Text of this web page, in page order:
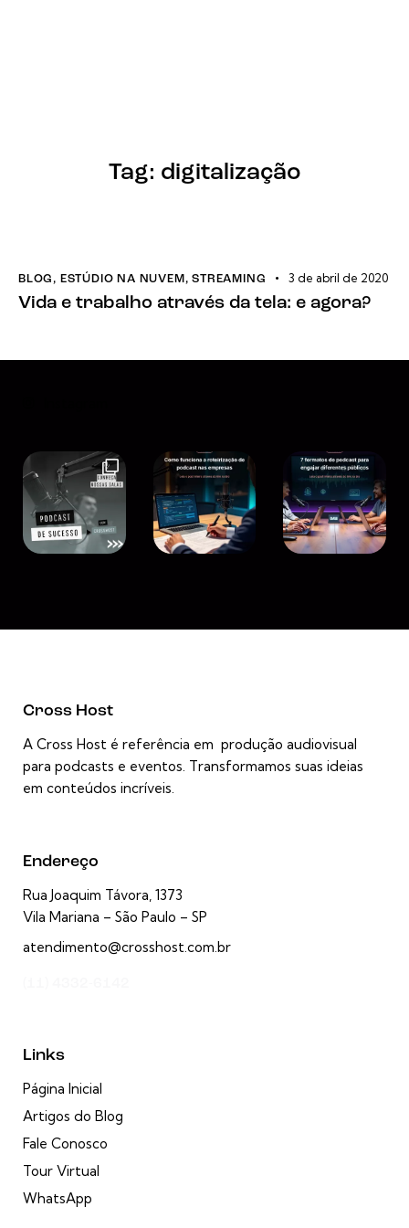
Tag: digitalização
BLOG , ESTÚDIO NA NUVEM ,STREAMING 3 de abril de 2020
Vida e trabalho através da tela: e agora?
Cross Host
A Cross Host é referência em produção audiovisual
para podcasts e eventos. Transformamos suas ideias
em conteúdos incríveis.
Endereço
Rua Joaquim Távora, 1373
Vila Mariana – São Paulo – SP
atendimento@crosshost.com.br
Links
Página Inicial
Artigos do Blog
Fale Conosco
Tour Virtual
WhatsApp